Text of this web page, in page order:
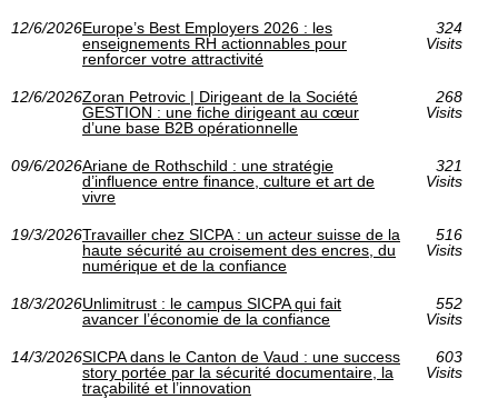
12/6/2026Europe’s Best Employers 2026 : les
enseignements RH actionnables pour
renforcer votre attractivité
324
Visits
12/6/2026Zoran Petrovic | Dirigeant de la Société
GESTION : une fiche dirigeant au cœur
d’une base B2B opérationnelle
268
Visits
09/6/2026Ariane de Rothschild : une stratégie
d’influence entre finance, culture et art de
vivre
321
Visits
19/3/2026Travailler chez SICPA : un acteur suisse de la
haute sécurité au croisement des encres, du
numérique et de la confiance
516
Visits
18/3/2026Unlimitrust : le campus SICPA qui fait
avancer l’économie de la confiance
552
Visits
14/3/2026SICPA dans le Canton de Vaud : une success
story portée par la sécurité documentaire, la
traçabilité et l’innovation
603
Visits